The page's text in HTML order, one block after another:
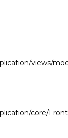
views/
core/